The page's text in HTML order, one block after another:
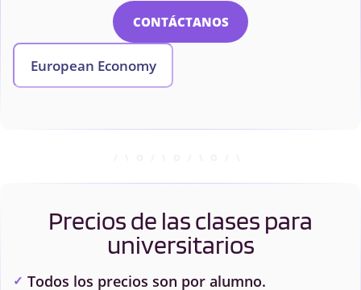
CONTÁCTANOS
European Economy
Precios de las clases para
universitarios
Todos los precios son por alumno.